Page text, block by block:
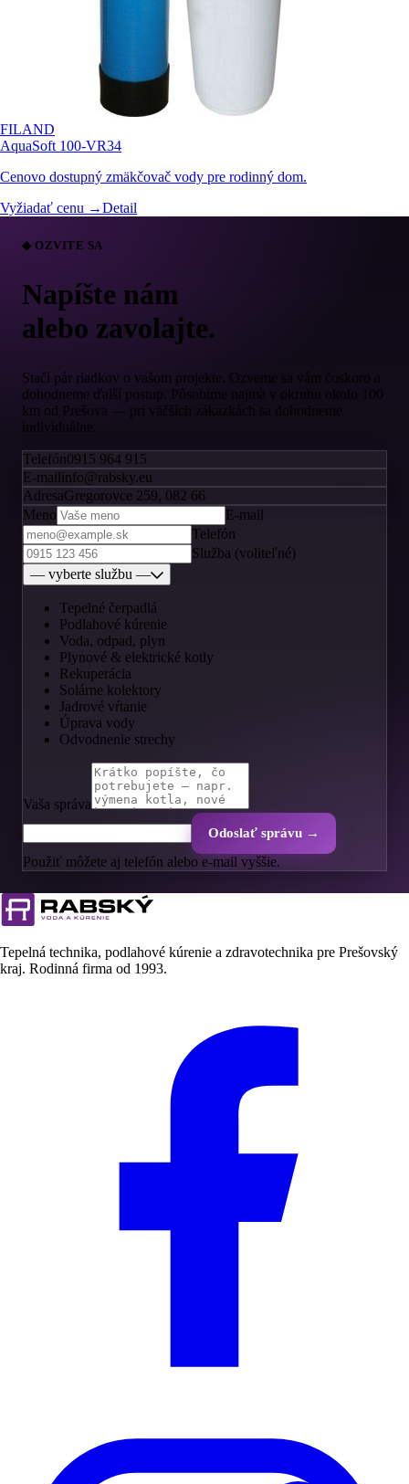
FILAND
AquaSoft 100-VR34
Cenovo dostupný zmäkčovač vody pre rodinný dom.
Vyžiadať cenu →Detail
◆ OZVITE SA
Napíšte nám
alebo zavolajte.
Stačí pár riadkov o vašom projekte. Ozveme sa vám čoskoro a
dohodneme ďalší postup. Pôsobíme najmä v okruhu okolo 100
km od Prešova — pri väčších zákazkách sa dohodneme
individuálne.
Telefón0915 964 915
E-mailinfo@rabsky.eu
AdresaGregorovce 259, 082 66
Meno
E-mail
Telefón
Služba (voliteľné)
— vyberte službu —
Tepelné čerpadlá
Podlahové kúrenie
Voda, odpad, plyn
Plynové & elektrické kotly
Rekuperácia
Solárne kolektory
Jadrové vŕtanie
Úprava vody
Odvodnenie strechy
Vaša správa
Odoslať správu →
Použiť môžete aj telefón alebo e-mail vyššie.
Tepelná technika, podlahové kúrenie a zdravotechnika pre Prešovský
kraj. Rodinná firma od 1993.